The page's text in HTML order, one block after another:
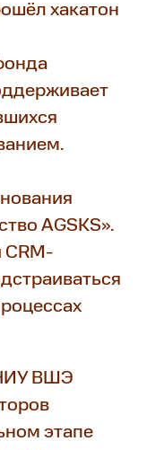
хакатон
AGSKS».
CRM-
ВШЭ
этапе